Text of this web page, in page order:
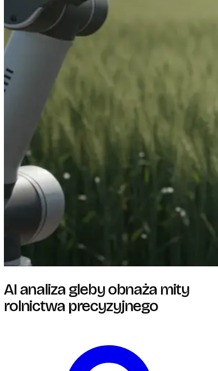
AI analiza gleby obnaża mity
rolnictwa precyzyjnego